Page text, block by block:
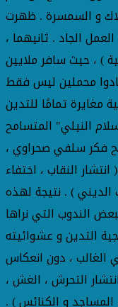
و السمسرة . ظهرت
الجاد . ثانيهما ،
) ، حيث سافر ملايين
محملين ليس فقط
مغايرة تمامًا للتدين
النيلي" المتسامح
فكر سلفي صحراوي ،
النقاب ، اختفاء
) . نتيجة لهذه
الندوب التي نراها
التدين و عشوائيته
، دون انعكاس
التحرش ، الغش ،
المساجد و الكنائس ) .